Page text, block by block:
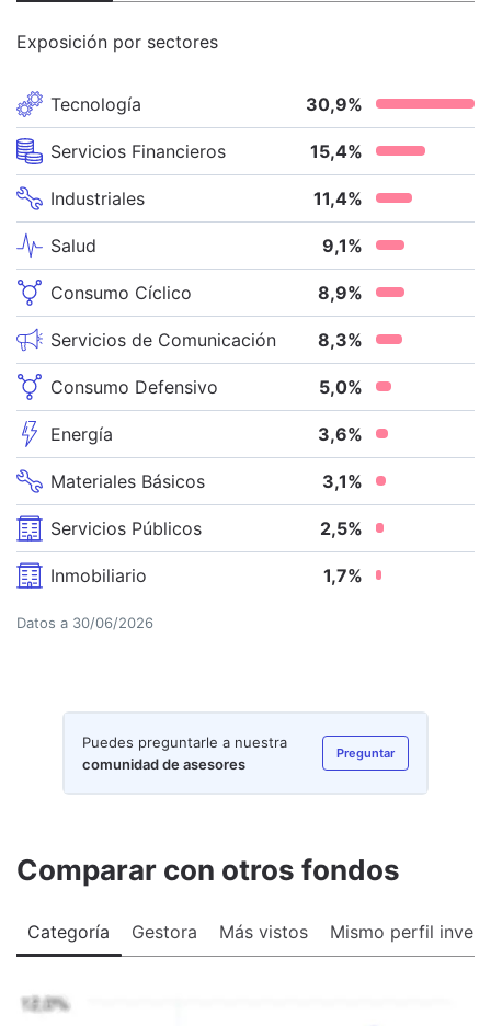
Exposición por sectores
Tecnología 30,9%
Servicios Financieros 15,4%
Industriales 11,4%
Salud 9,1%
Consumo Cíclico 8,9%
Servicios de Comunicación 8,3%
Consumo Defensivo 5,0%
Energía 3,6%
Materiales Básicos 3,1%
Servicios Públicos 2,5%
Inmobiliario 1,7%
Datos a 30/06/2026
Puedes preguntarle a nuestra
comunidad de asesores
Preguntar
Comparar con otros fondos
Categoría Gestora Más vistos Mismo perfil